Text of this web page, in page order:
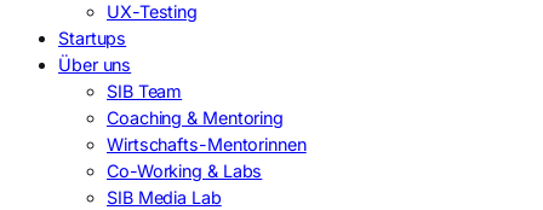
UX-Testing
Startups
Über uns
SIB Team
Coaching & Mentoring
Wirtschafts-Mentorinnen
Co-Working & Labs
SIB Media Lab